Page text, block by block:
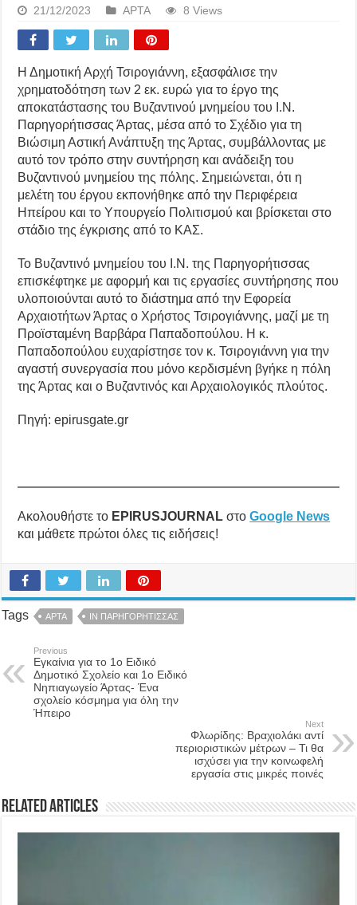
21/12/2023 ΑΡΤΑ 8 Views
Η Δημοτική Αρχή Τσιρογιάννη, εξασφάλισε την
χρηματοδότηση των 2 εκ. ευρώ για το έργο της
αποκατάστασης του Βυζαντινού μνημείου του Ι.Ν.
Παρηγορήτισσας Άρτας, μέσα από το Σχέδιο για τη
Βιώσιμη Αστική Ανάπτυξη της Άρτας, συμβάλλοντας με
αυτό τον τρόπο στην συντήρηση και ανάδειξη του
Βυζαντινού μνημείου της πόλης. Σημειώνεται, ότι η
μελέτη του έργου εκπονήθηκε από την Περιφέρεια
Ηπείρου και το Υπουργείο Πολιτισμού και βρίσκεται στο
στάδιο της έγκρισης από το ΚΑΣ.
Το Βυζαντινό μνημείου του Ι.Ν. της Παρηγορήτισσας
επισκέφτηκε με αφορμή και τις εργασίες συντήρησης που
υλοποιούνται αυτό το διάστημα από την Εφορεία
Αρχαιοτήτων Άρτας ο Χρήστος Τσιρογιάννης, μαζί με τη
Προϊσταμένη Βαρβάρα Παπαδοπούλου. Η κ.
Παπαδοπούλου ευχαρίστησε τον κ. Τσιρογιάννη για την
αγαστή συνεργασία που μόνο κερδισμένη βγήκε η πόλη
της Άρτας και ο Βυζαντινός και Αρχαιολογικός πλούτος.
Πηγή: epirusgate.gr
Ακολουθήστε το EPIRUSJOURNAL στοGoogle News
και μάθετε πρώτοι όλες τις ειδήσεις!
Tags ΑΡΤΑ ΙΝ ΠΑΡΗΓΟΡΗΤΙΣΣΑΣ
Previous
Εγκαίνια για το 1ο Ειδικό
Δημοτικό Σχολείο και 1ο Ειδικό
Νηπιαγωγείο Άρτας- Ένα
σχολείο κόσμημα για όλη την
Ήπειρο
Next
Φλωρίδης: Βραχιολάκι αντί
περιοριστικών μέτρων – Τι θα
ισχύσει για την κοινωφελή
εργασία στις μικρές ποινές
Related Articles